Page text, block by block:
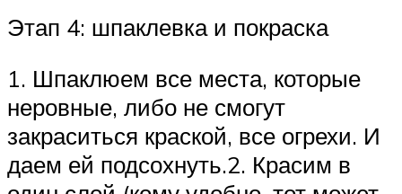
Этап 4: шпаклевка и покраска
1. Шпаклюем все места, которые
неровные, либо не смогут
закраситься краской, все огрехи. И
даем ей подсохнуть.2. Красим в